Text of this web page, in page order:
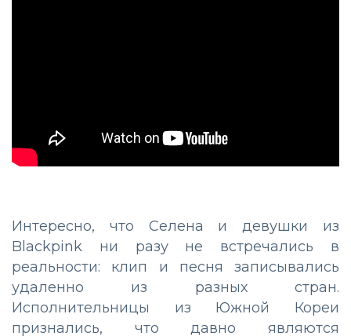
Интересно, что Селена и девушки из
Blackpink ни разу не встречались в
реальности: клип и песня записывались
удаленно из разных стран.
Исполнительницы из Южной Кореи
признались, что давно являются